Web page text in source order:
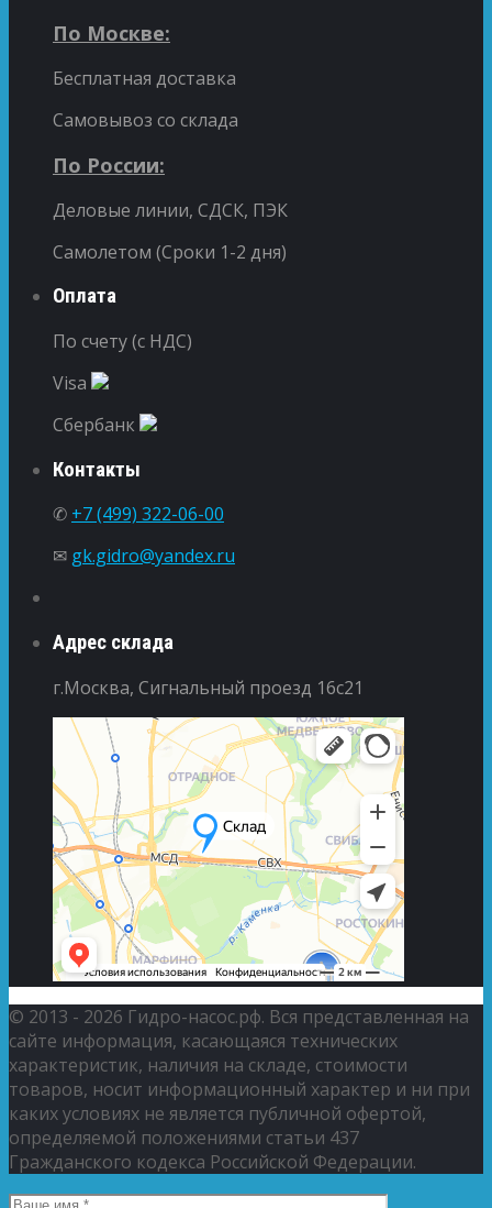
По Москве:
Бесплатная доставка
Самовывоз со склада
По России:
Деловые линии, СДСК, ПЭК
Самолетом (Сроки 1-2 дня)
Оплата
По счету (с НДС)
Visa
Сбербанк
Контакты
✆ +7 (499) 322-06-00
✉ gk.gidro@yandex.ru
Адрес склада
г.Москва, Сигнальный проезд 16с21
© 2013 - 2026 Гидро-насос.рф. Вся представленная на
сайте информация, касающаяся технических
характеристик, наличия на складе, стоимости
товаров, носит информационный характер и ни при
каких условиях не является публичной офертой,
определяемой положениями статьи 437
Гражданского кодекса Российской Федерации.